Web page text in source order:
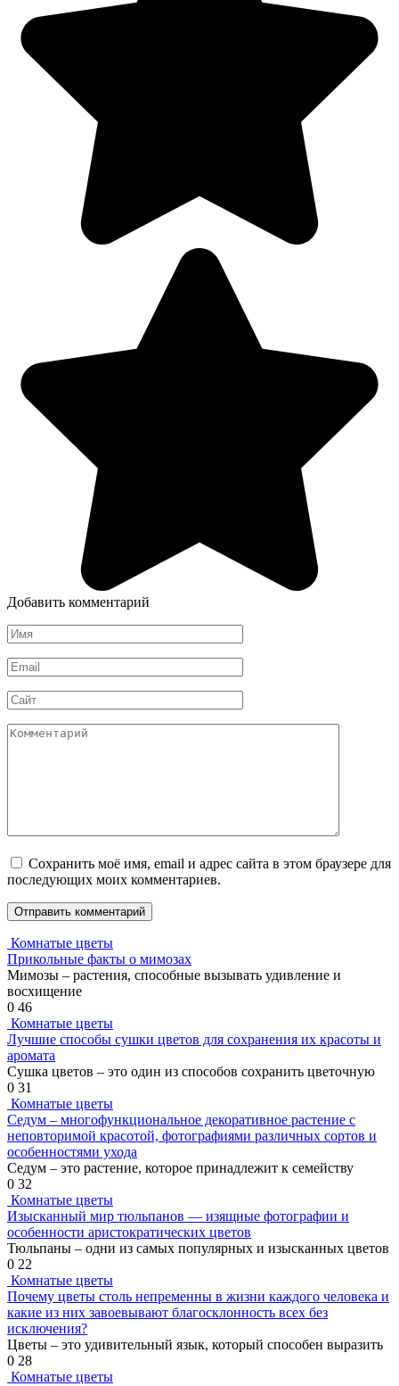
Добавить комментарий
Имя
*
Email
*
Сайт
Комментарий
Сохранить моё имя, email и адрес сайта в этом браузере для
последующих моих комментариев.
Комнатые цветы
Прикольные факты о мимозах
Мимозы – растения, способные вызывать удивление и
восхищение
0 46
Комнатые цветы
Лучшие способы сушки цветов для сохранения их красоты и
аромата
Сушка цветов – это один из способов сохранить цветочную
0 31
Комнатые цветы
Седум – многофункциональное декоративное растение с
неповторимой красотой, фотографиями различных сортов и
особенностями ухода
Седум – это растение, которое принадлежит к семейству
0 32
Комнатые цветы
Изысканный мир тюльпанов — изящные фотографии и
особенности аристократических цветов
Тюльпаны – одни из самых популярных и изысканных цветов
0 22
Комнатые цветы
Почему цветы столь непременны в жизни каждого человека и
какие из них завоевывают благосклонность всех без
исключения?
Цветы – это удивительный язык, который способен выразить
0 28
Комнатые цветы